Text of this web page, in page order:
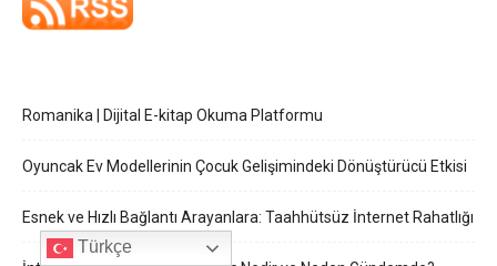
Romanika | Dijital E-kitap Okuma Platformu
Oyuncak Ev Modellerinin Çocuk Gelişimindeki Dönüştürücü Etkisi
Esnek ve Hızlı Bağlantı Arayanlara: Taahhütsüz İnternet Rahatlığı
Türkçe